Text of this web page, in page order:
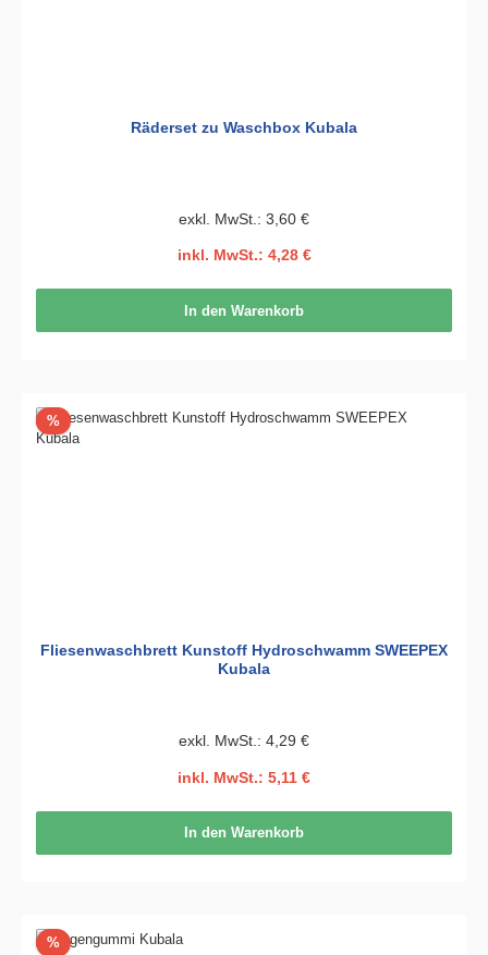
Räderset zu Waschbox Kubala
exkl. MwSt.: 3,60 €
inkl. MwSt.: 4,28 €
In den Warenkorb
%Rabatt
Fliesenwaschbrett Kunstoff Hydroschwamm SWEEPEX
Kubala
exkl. MwSt.: 4,29 €
inkl. MwSt.: 5,11 €
In den Warenkorb
%Rabatt